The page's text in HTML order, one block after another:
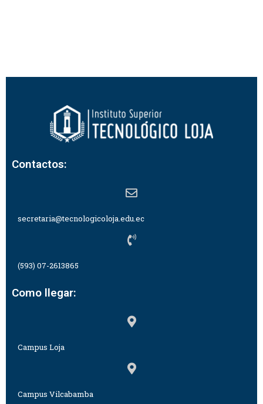
Contactos:
secretaria@tecnologicoloja.edu.ec
(593) 07-2613865
Como llegar:
Campus Loja
Campus Vilcabamba